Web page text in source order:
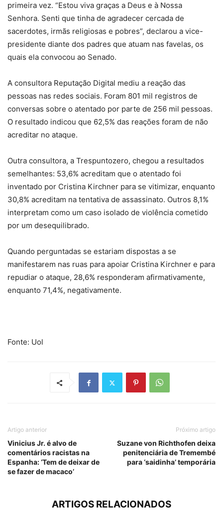
primeira vez. “Estou viva graças a Deus e à Nossa
Senhora. Senti que tinha de agradecer cercada de
sacerdotes, irmãs religiosas e pobres”, declarou a vice-
presidente diante dos padres que atuam nas favelas, os
quais ela convocou ao Senado.
A consultora Reputação Digital mediu a reação das
pessoas nas redes sociais. Foram 801 mil registros de
conversas sobre o atentado por parte de 256 mil pessoas.
O resultado indicou que 62,5% das reações foram de não
acreditar no ataque.
Outra consultora, a Trespuntozero, chegou a resultados
semelhantes: 53,6% acreditam que o atentado foi
inventado por Cristina Kirchner para se vitimizar, enquanto
30,8% acreditam na tentativa de assassinato. Outros 8,1%
interpretam como um caso isolado de violência cometido
por um desequilibrado.
Quando perguntadas se estariam dispostas a se
manifestarem nas ruas para apoiar Cristina Kirchner e para
repudiar o ataque, 28,6% responderam afirmativamente,
enquanto 71,4%, negativamente.
Fonte: Uol
Artigo anterior
Vinicius Jr. é alvo de
comentários racistas na
Espanha: ‘Tem de deixar de
se fazer de macaco’
Próximo artigo
Suzane von Richthofen deixa
penitenciária de Tremembé
para ‘saidinha’ temporária
ARTIGOS RELACIONADOS